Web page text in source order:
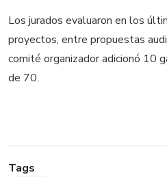
Los jurados evaluaron en los
proyectos, entre propuestas
comité organizador adicionó 10
de 70.
Tags